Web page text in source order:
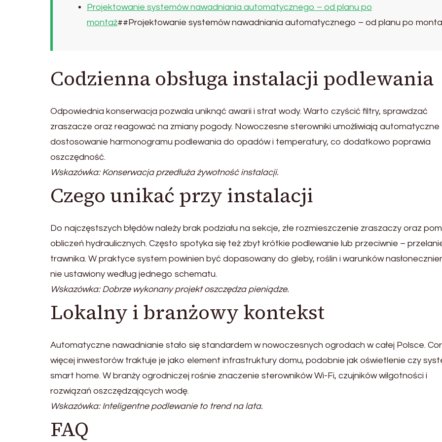
Projektowanie systemów nawadniania automatycznego – od planu po
montaż##Projektowanie systemów nawadniania automatycznego – od planu po
Codzienna obsługa instalacji podlewania
Odpowiednia konserwacja pozwala uniknąć awarii i strat wody. Warto czyścić filtry, sprawdzać
zraszacze oraz reagować na zmiany pogody. Nowoczesne sterowniki umożliwiają automatyczne
dostosowanie harmonogramu podlewania do opadów i temperatury, co dodatkowo poprawia
oszczędność.
Wskazówka: Konserwacja przedłuża żywotność instalacji.
Czego unikać przy instalacji
Do najczęstszych błędów należy brak podziału na sekcje, złe rozmieszczenie zraszaczy oraz
obliczeń hydraulicznych. Często spotyka się też zbyt krótkie podlewanie lub przeciwnie –
trawnika. W praktyce system powinien być dopasowany do gleby, roślin i warunków
nie ustawiony według jednego schematu.
Wskazówka: Dobrze wykonany projekt oszczędza pieniądze.
Lokalny i branżowy kontekst
Automatyczne nawadnianie stało się standardem w nowoczesnych ogrodach w całej Polsce.
więcej inwestorów traktuje je jako element infrastruktury domu, podobnie jak oświetlenie czy
smart home. W branży ogrodniczej rośnie znaczenie sterowników Wi-Fi, czujników wilgotności i
rozwiązań oszczędzających wodę.
Wskazówka: Inteligentne podlewanie to trend na lata.
FAQ